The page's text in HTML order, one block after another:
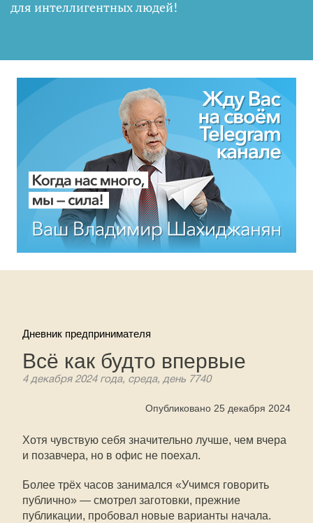
для интеллигентных людей!
Дневник предпринимателя
Всё как будто впервые
4 декабря 2024 года, среда, день 7740
Опубликовано 25 декабря 2024
Хотя чувствую себя значительно лучше, чем вчера
и позавчера, но в офис не поехал.
Более трёх часов занимался «Учимся говорить
публично» — смотрел заготовки, прежние
публикации, пробовал новые варианты начала.